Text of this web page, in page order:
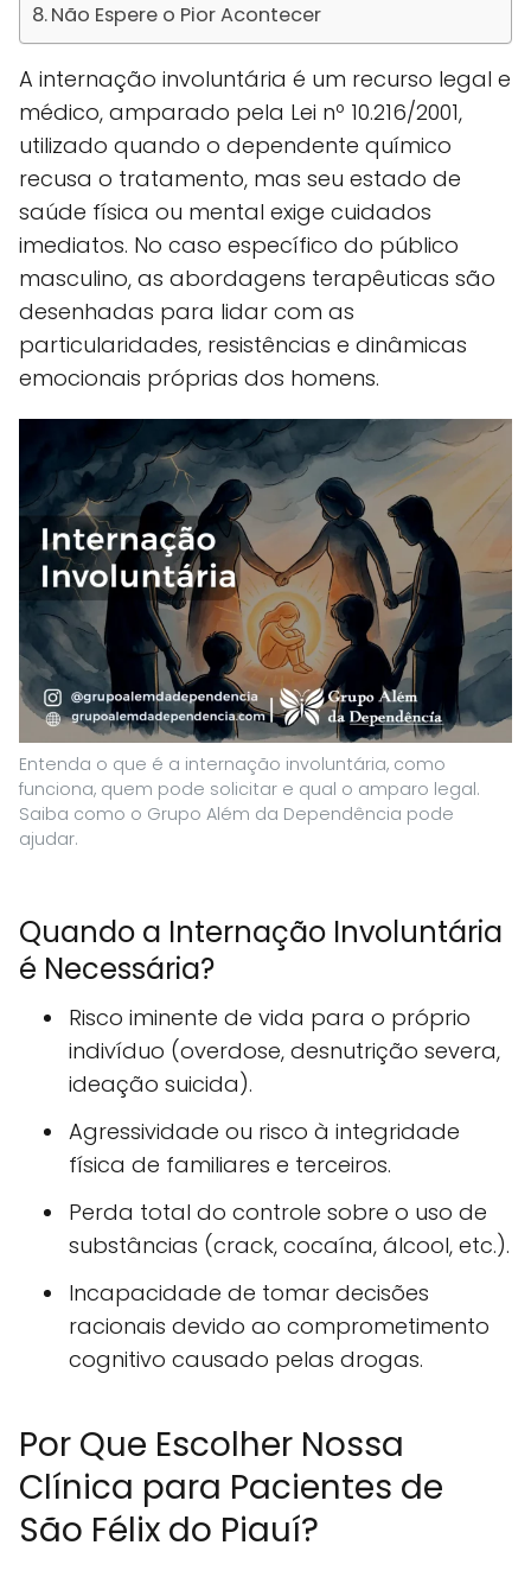
Não Espere o Pior Acontecer
A internação involuntária é um recurso legal e
médico, amparado pela Lei nº 10.216/2001,
utilizado quando o dependente químico
recusa o tratamento, mas seu estado de
saúde física ou mental exige cuidados
imediatos. No caso específico do público
masculino, as abordagens terapêuticas são
desenhadas para lidar com as
particularidades, resistências e dinâmicas
emocionais próprias dos homens.
Entenda o que é a internação involuntária, como
funciona, quem pode solicitar e qual o amparo legal.
Saiba como o Grupo Além da Dependência pode
ajudar.
Quando a Internação Involuntária
é Necessária?
Risco iminente de vida para o próprio
indivíduo (overdose, desnutrição severa,
ideação suicida).
Agressividade ou risco à integridade
física de familiares e terceiros.
Perda total do controle sobre o uso de
substâncias (crack, cocaína, álcool, etc.).
Incapacidade de tomar decisões
racionais devido ao comprometimento
cognitivo causado pelas drogas.
Por Que Escolher Nossa
Clínica para Pacientes de
São Félix do Piauí?